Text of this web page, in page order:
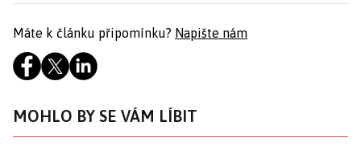
Máte k článku připomínku? Napište nám
MOHLO BY SE VÁM LÍBIT